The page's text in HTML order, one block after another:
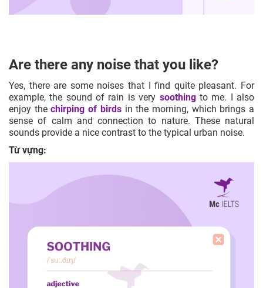
Are there any noise that you like?
Yes, there are some noises that I find quite pleasant. For
example, the sound of rain is very soothingto me. I also
enjoy thechirping of birdsin the morning, which brings a
sense of calm and connection to nature. These natural
sounds provide a nice contrast to the typical urban noise.
Từ vựng: